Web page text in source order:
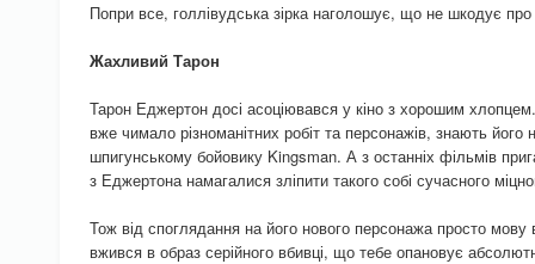
Попри все, голлівудська зірка наголошує, що не шкодує про
Жахливий Тарон
Тарон Еджертон досі асоціювався у кіно з хорошим
вже чимало різноманітних робіт та персонажів, знають
шпигунському бойовику Kingsman. А з останніх фільмів
з Еджертона намагалися зліпити такого собі сучасного
Тож від споглядання на його нового персонажа просто мову
вжився в образ серійного вбивці, що тебе опановує